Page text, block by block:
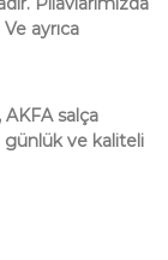
ayrıca
AKFA salça
günlük ve kaliteli